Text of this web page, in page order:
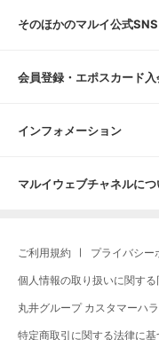
そのほかのマルイ公式SNS
会員登録・エポスカード入
インフォメーション
マルイウェブチャネルにつ
ご利用規約 プライバシー
個人情報の取り扱いに関す
丸井グループ カスタマーハ
特定商取引に関する法律に